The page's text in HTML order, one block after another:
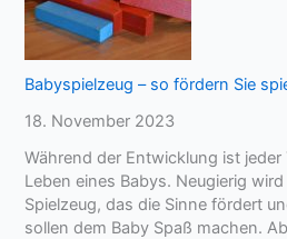
Babyspielzeug – so fördern Sie
18. November 2023
Während der Entwicklung ist jeder
Leben eines Babys. Neugierig
Spielzeug, das die Sinne fördert
sollen dem Baby Spaß machen.